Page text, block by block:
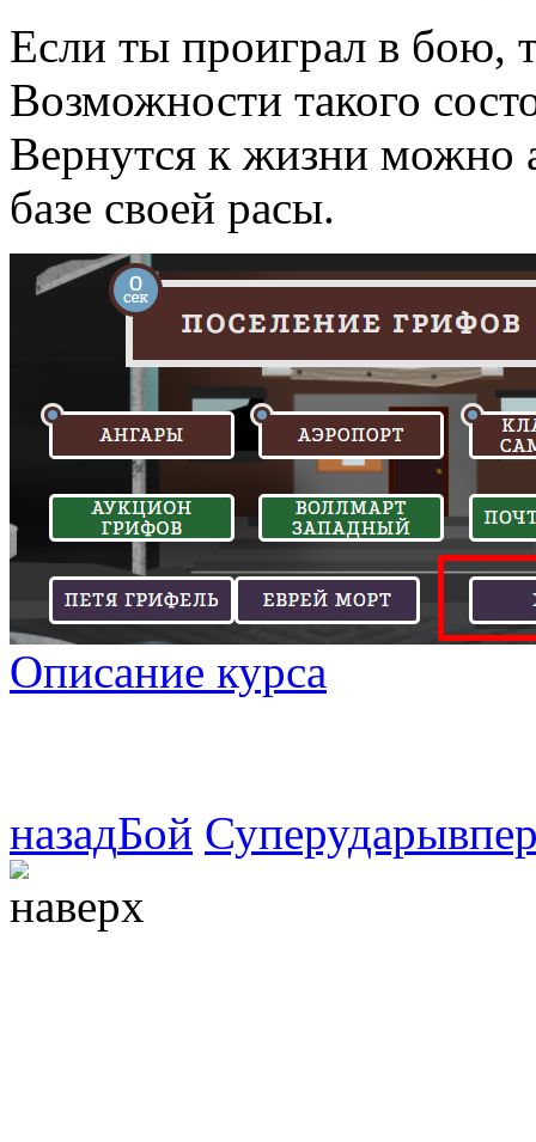
Если ты проиграл в бою,
Возможности такого
Вернутся к жизни можно
базе своей расы.
Описание курса
назадБой Суперудары